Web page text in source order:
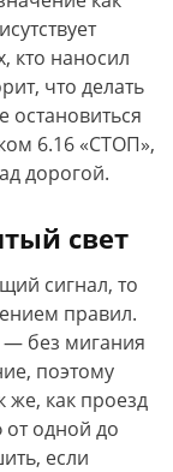
кто наносил
что делать
остановиться
6.16 «СТОП»,
дорогой.
свет
сигнал, то
правил.
— без мигания
поэтому
же, как проезд
от одной до
если